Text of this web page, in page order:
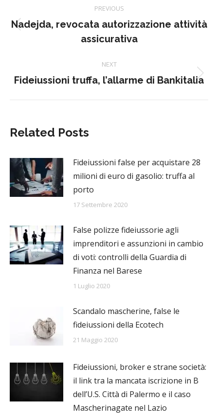
navigation
PREVIOUS
Previous
post:
Nadejda, revocata autorizzazione attività
assicurativa
NEXT
Next
Fideiussioni truffa, l’allarme di Bankitalia
Related Posts
Fideiussioni false per acquistare 28
milioni di euro di gasolio: truffa al
porto
17 Settembre 2020
False polizze fideiussorie agli
imprenditori e assunzioni in cambio
di voti: controlli della Guardia di
Finanza nel Barese
1 Luglio 2020
Scandalo mascherine, false le
fideiussioni della Ecotech
21 Maggio 2020
Fideiussioni, broker e strane società:
il link tra la mancata iscrizione in B
dell’U.S. Città di Palermo e il caso
Mascherinagate nel Lazio